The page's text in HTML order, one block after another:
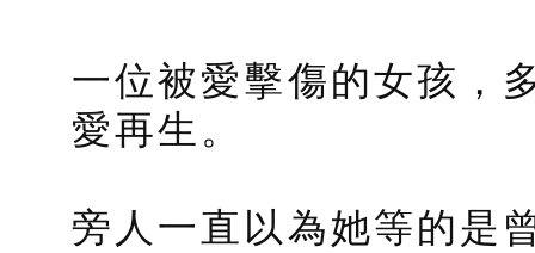
一位被愛擊傷的女孩，
愛再生。
旁人一直以為她等的是